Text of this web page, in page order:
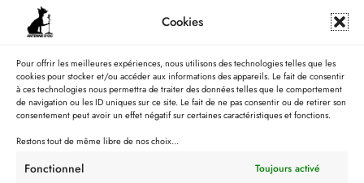
Cookies
Pour offrir les meilleures expériences, nous utilisons des technologies telles que les
cookies pour stocker et/ou accéder aux informations des appareils. Le fait de consentir
à ces technologies nous permettra de traiter des données telles que le comportement
de navigation ou les ID uniques sur ce site. Le fait de ne pas consentir ou de retirer son
consentement peut avoir un effet négatif sur certaines caractéristiques et fonctions.
Restons tout de même libre de nos choix...
Fonctionnel Toujours activé